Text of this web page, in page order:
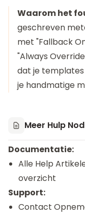
Waarom het
geschreven
met "Fallback
"Always
dat je
je handmatige
Meer Hulp
Documentatie:
Alle Help
overzicht
Support:
Contact